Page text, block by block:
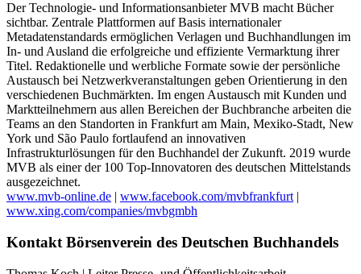
Der Technologie- und Informationsanbieter MVB macht Bücher
sichtbar. Zentrale Plattformen auf Basis internationaler
Metadatenstandards ermöglichen Verlagen und Buchhandlungen im
In- und Ausland die erfolgreiche und effiziente Vermarktung ihrer
Titel. Redaktionelle und werbliche Formate sowie der persönliche
Austausch bei Netzwerkveranstaltungen geben Orientierung in den
verschiedenen Buchmärkten. Im engen Austausch mit Kunden und
Marktteilnehmern aus allen Bereichen der Buchbranche arbeiten die
Teams an den Standorten in Frankfurt am Main, Mexiko-Stadt, New
York und São Paulo fortlaufend an innovativen
Infrastrukturlösungen für den Buchhandel der Zukunft. 2019 wurde
MVB als einer der 100 Top-Innovatoren des deutschen Mittelstands
ausgezeichnet.
www.mvb-online.de | www.facebook.com/mvbfrankfurt |
www.xing.com/companies/mvbgmbh
Kontakt Börsenverein des Deutschen Buchhandels